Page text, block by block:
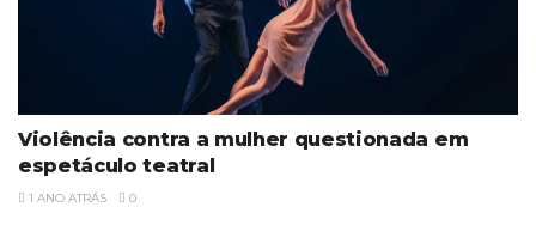
Violência contra a mulher questionada em
espetáculo teatral
1 ANO ATRÁS 0